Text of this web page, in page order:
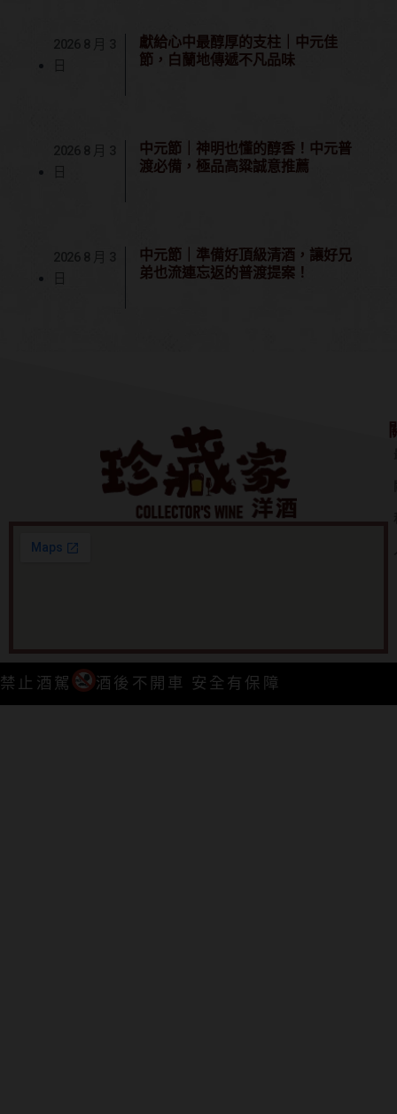
2026 8 月 3
日
獻給心中最醇厚的支柱｜中元佳
節，白蘭地傳遞不凡品味
2026 8 月 3
日
中元節｜神明也懂的醇香！中元普
渡必備，極品高粱誠意推薦
2026 8 月 3
日
中元節｜準備好頂級清酒，讓好兄
弟也流連忘返的普渡提案！
禁止酒駕 酒後不開車 安全有保障